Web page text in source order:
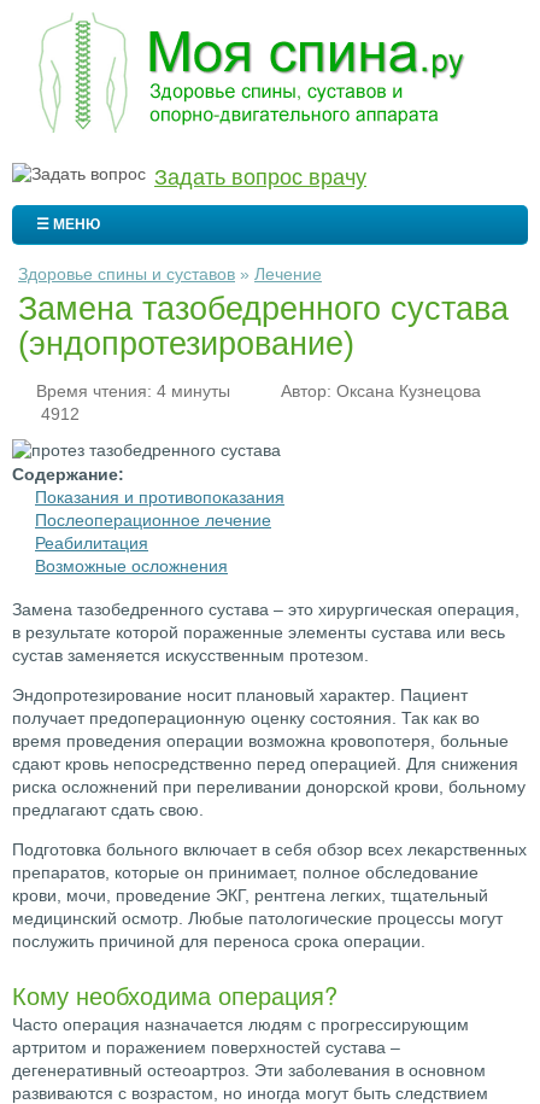
Задать вопрос врачу
☰ МЕНЮ
Здоровье спины и суставов » Лечение
Замена тазобедренного сустава
(эндопротезирование)
Время чтения: 4 минуты Автор: Оксана Кузнецова
4912
Содержание:
Показания и противопоказания
Послеоперационное лечение
Реабилитация
Возможные осложнения
Замена тазобедренного сустава – это хирургическая операция,
в результате которой пораженные элементы сустава или весь
сустав заменяется искусственным протезом.
Эндопротезирование носит плановый характер. Пациент
получает предоперационную оценку состояния. Так как во
время проведения операции возможна кровопотеря, больные
сдают кровь непосредственно перед операцией. Для снижения
риска осложнений при переливании донорской крови, больному
предлагают сдать свою.
Подготовка больного включает в себя обзор всех лекарственных
препаратов, которые он принимает, полное обследование
крови, мочи, проведение ЭКГ, рентгена легких, тщательный
медицинский осмотр. Любые патологические процессы могут
послужить причиной для переноса срока операции.
Кому необходима операция?
Часто операция назначается людям с прогрессирующим
артритом и поражением поверхностей сустава –
дегенеративный остеоартроз. Эти заболевания в основном
развиваются с возрастом, но иногда могут быть следствием